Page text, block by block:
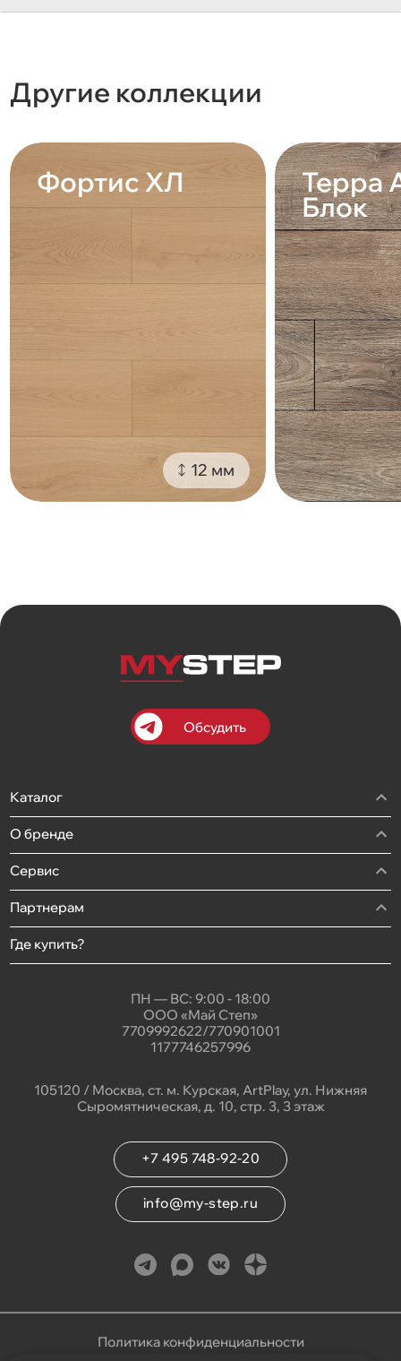
Другие коллекции
Фортис ХЛ
12 мм
Терра
Блок
Обсудить
Каталог
О бренде
Сервис
Партнерам
Где купить?
ПН — ВС: 9:00 - 18:00
ООО «Май Степ»
7709992622/770901001
1177746257996
105120 / Москва, ст. м. Курская, ArtPlay, ул. Нижняя
Сыромятническая, д. 10, стр. 3, 3 этаж
+7 495 748-92-20
info@my-step.ru
Политика конфиденциальности